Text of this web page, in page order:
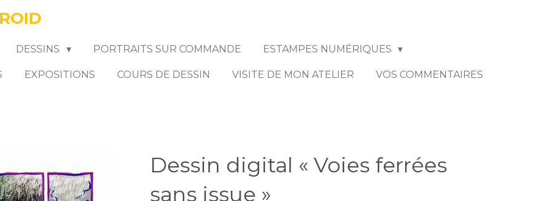
DESSINS PORTRAITS SUR COMMANDE ESTAMPES NUMÉRIQUES
EXPOSITIONS COURS DE DESSIN VISITE DE MON ATELIER VOS COMMENTAIRES
Dessin digital « Voies ferrées
sans issue »